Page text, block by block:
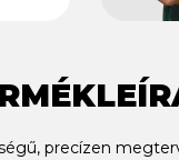
precízen